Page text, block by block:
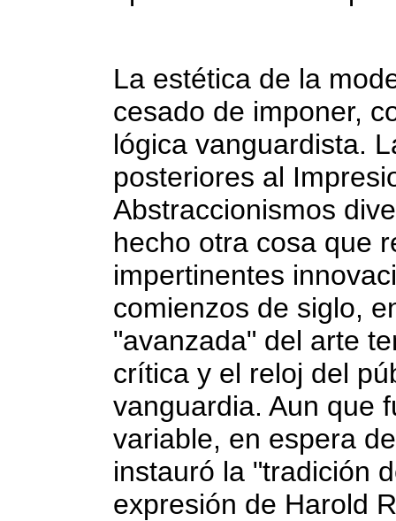
La estética de la
cesado de imponer,
lógica vanguardista.
posteriores al
Abstraccionismos
hecho otra cosa que
impertinentes
comienzos de siglo,
"avanzada" del arte
crítica y el reloj del
vanguardia. Aun que
variable, en espera
instauró la "tradición
expresión de Harold